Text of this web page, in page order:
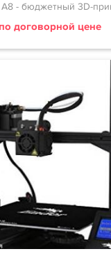
- бюджетный 3D-
по договорной цене